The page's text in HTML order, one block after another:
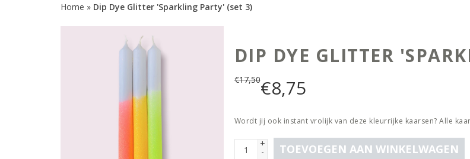
Home » Dip Dye Glitter 'Sparkling Party' (set 3)
DIP DYE GLITTER
€17,50€8,75
Wordt jij ook instant vrolijk van deze kleurrijke kaarsen? Alle
+
- TOEVOEGEN AAN WINKELWAGEN